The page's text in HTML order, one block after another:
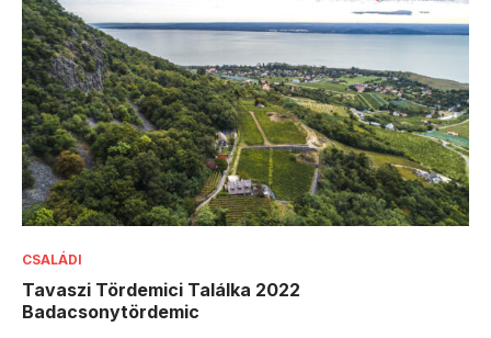
CSALÁDI
Tavaszi Tördemici Találka 2022
Badacsonytördemic